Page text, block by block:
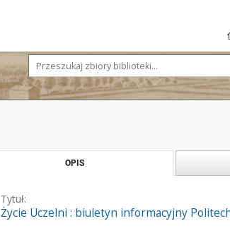
OPIS
Tytuł:
Życie Uczelni : biuletyn informacyjny